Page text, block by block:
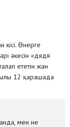
Өнерге
әкесін «дядя
ететін жан
12 қарашада
мен не